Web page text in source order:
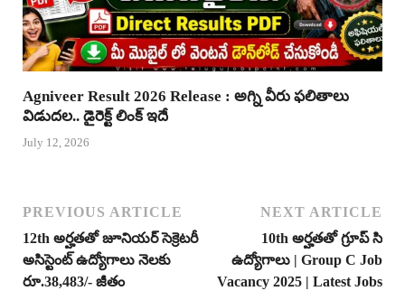
Agniveer Result 2026 Release : అగ్ని వీరు ఫలితాలు
విడుదల.. డైరెక్ట్ లింక్ ఇదే
July 12, 2026
PREVIOUS ARTICLE
12th అర్హతతో జూనియర్ సెక్రెటరీ
అసిస్టెంట్ ఉద్యోగాలు నెలకు
రూ.38,483/- జీతం
NEXT ARTICLE
10th అర్హతతో గ్రూప్ సి
ఉద్యోగాలు | Group C Job
Vacancy 2025 | Latest Jobs